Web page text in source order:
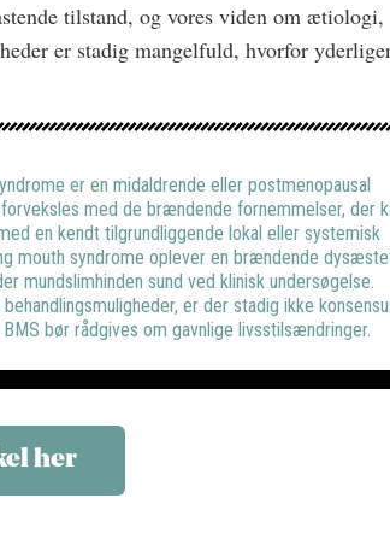
tilstand, og vores viden om ætiologi,
er stadig mangelfuld, hvorfor
er en midaldrende eller postmenopausal
med de brændende fornemmelser, der
en kendt tilgrundliggende lokal eller systemisk
mouth syndrome oplever en brændende
mundslimhinden sund ved klinisk undersøgelse.
er der stadig ikke
bør rådgives om gavnlige livsstilsændringer.
her